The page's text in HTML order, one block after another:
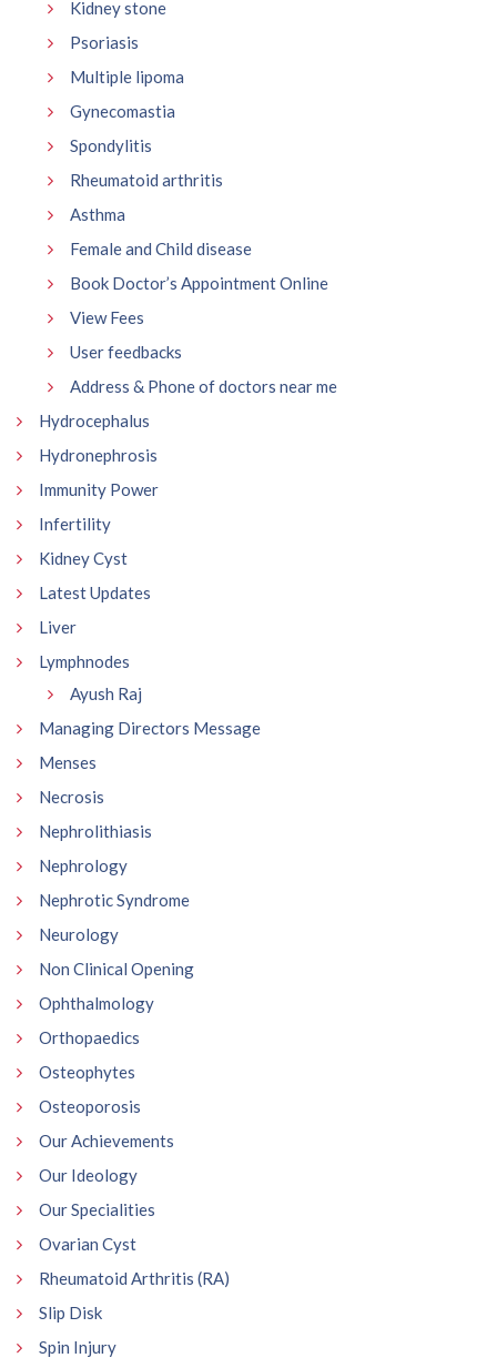
Kidney stone
Psoriasis
Multiple lipoma
Gynecomastia
Spondylitis
Rheumatoid arthritis
Asthma
Female and Child disease
Book Doctor’s Appointment Online
View Fees
User feedbacks
Address & Phone of doctors near me
Hydrocephalus
Hydronephrosis
Immunity Power
Infertility
Kidney Cyst
Latest Updates
Liver
Lymphnodes
Ayush Raj
Managing Directors Message
Menses
Necrosis
Nephrolithiasis
Nephrology
Nephrotic Syndrome
Neurology
Non Clinical Opening
Ophthalmology
Orthopaedics
Osteophytes
Osteoporosis
Our Achievements
Our Ideology
Our Specialities
Ovarian Cyst
Rheumatoid Arthritis (RA)
Slip Disk
Spin Injury